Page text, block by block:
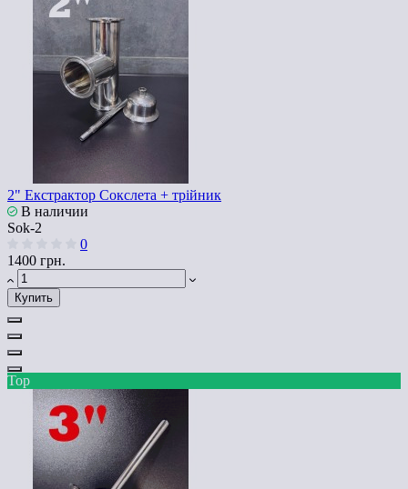
2" Екстрактор Сокслета + трійник
В наличии
Sok-2
0
1400 грн.
Купить
Top